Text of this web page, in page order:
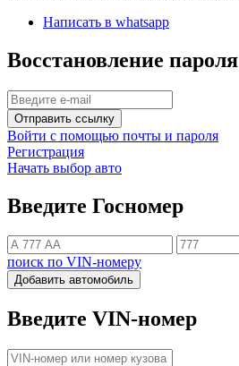
Написать в whatsapp
Восстановление пароля
Отправить ссылку
Войти с помощью почты и пароля
Регистрация
Начать выбор авто
Введите Госномер
поиск по VIN-номеру
Добавить автомобиль
Введите VIN-номер